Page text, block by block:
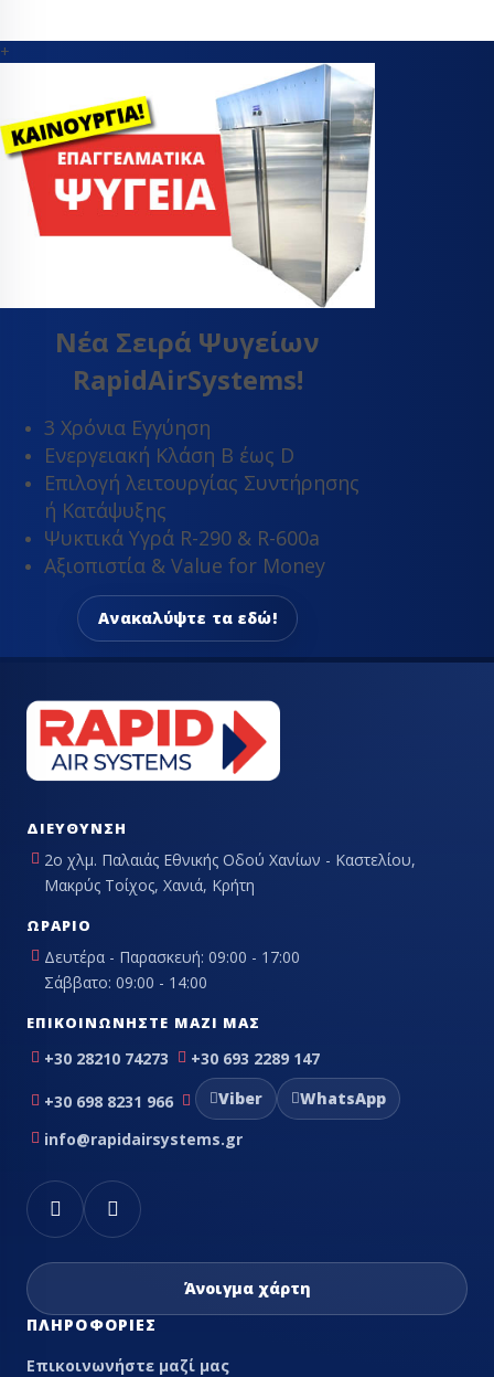
+
Νέα Σειρά Ψυγείων
RapidAirSystems!
3 Χρόνια Εγγύηση
Ενεργειακή Κλάση Β έως D
Επιλογή λειτουργίας Συντήρησης
ή Κατάψυξης
Ψυκτικά Υγρά R-290 & R-600a
Αξιοπιστία & Value for Money
Ανακαλύψτε τα εδώ!
ΔΙΕΎΘΥΝΣΗ
2ο χλμ. Παλαιάς Εθνικής Οδού Χανίων - Καστελίου,
Μακρύς Τοίχος, Χανιά, Κρήτη
ΩΡΆΡΙΟ
Δευτέρα - Παρασκευή: 09:00 - 17:00
Σάββατο: 09:00 - 14:00
ΕΠΙΚΟΙΝΩΝΉΣΤΕ ΜΑΖΊ ΜΑΣ
+30 28210 74273 +30 693 2289 147
+30 698 8231 966 Viber
WhatsApp
info@rapidairsystems.gr
Άνοιγμα χάρτη
ΠΛΗΡΟΦΟΡΊΕΣ
Επικοινωνήστε μαζί μας